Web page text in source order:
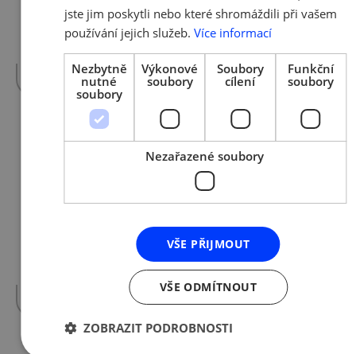
Pro mnohé české firmy, jež se aktuálně
zabývají výrobou ochranných pomůcek
(štíty, filtry atd.) je limitujícím faktorem
více »
9. 4. 2020 | Tým AMSP ČR
Liberační balíček daňových
opatření ke koronaviru
Obsahuje informace k přiznání k dani z
příjmu, záloze na daň z příjmu, k dani z
nemovitosti, k posečkání úhrady daně (např.
jste jim poskytli nebo které shromáždili při vašem
používání jejich služeb. Více informací
Nezbytně
nutné
soubory
Výkonové
soubory
Soubory
cílení
Funkční
soubory
Nezařazené soubory
VŠE PŘIJMOUT
VŠE ODMÍTNOUT
ZOBRAZIT PODROBNOSTI